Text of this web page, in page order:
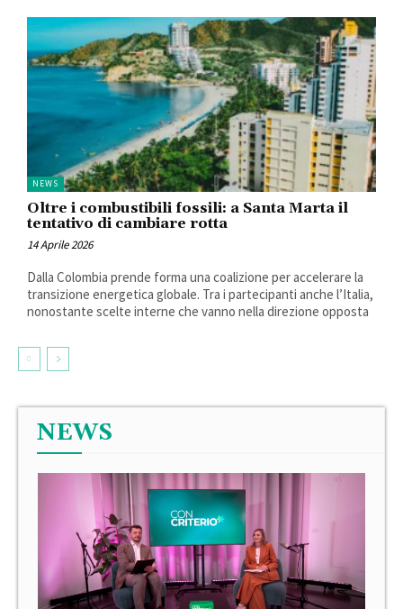
NEWS
Oltre i combustibili fossili: a Santa Marta il
tentativo di cambiare rotta
14 Aprile 2026
Dalla Colombia prende forma una coalizione per accelerare la
transizione energetica globale. Tra i partecipanti anche l’Italia,
nonostante scelte interne che vanno nella direzione opposta
NEWS